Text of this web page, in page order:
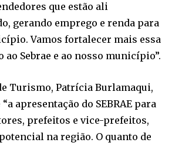
que estão ali
gerando emprego e renda para
Vamos fortalecer mais essa
Sebrae e ao nosso município”.
Turismo, Patrícia Burlamaqui,
apresentação do SEBRAE para
prefeitos e vice-prefeitos,
na região. O quanto de